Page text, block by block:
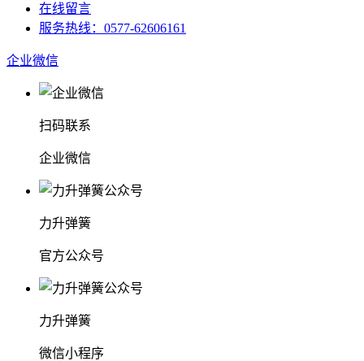
在线留言
服务热线：0577-62606161
企业微信
扫码联系
企业微信
力升弹簧
官方公众号
力升弹簧
微信小程序